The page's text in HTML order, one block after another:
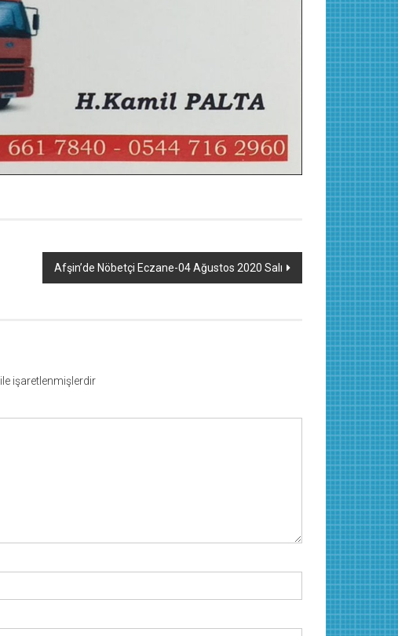
Afşin’de Nöbetçi Eczane-04 Ağustos 2020 Salı
ile işaretlenmişlerdir